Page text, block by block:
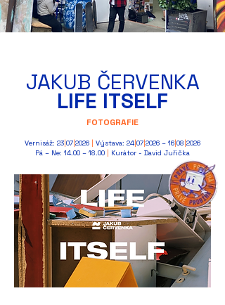
JAKUB ČERVENKA
LIFE ITSELF
FOTOGRAFIE
Vernisáž: 23|07|2026 | Výstava: 24|07|2026 – 16|08|2026
Pá – Ne: 14.00 – 18.00 | Kurátor - David Juřička